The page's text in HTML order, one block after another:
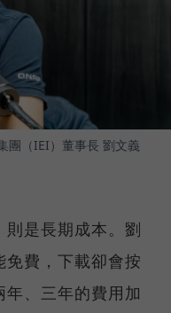
團（IEI）董事長 劉文義
是長期成本。劉
費，下載卻會按
、三年的費用加